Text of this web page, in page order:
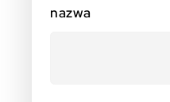
nazwa